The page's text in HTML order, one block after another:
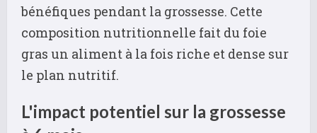
bénéfiques pendant la grossesse. Cette
composition nutritionnelle fait du foie
gras un aliment à la fois riche et dense sur
le plan nutritif.
L'impact potentiel sur la grossesse